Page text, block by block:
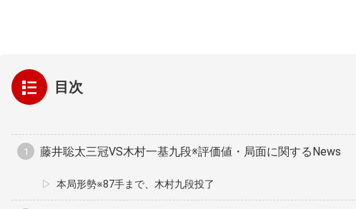
目次
藤井聡太三冠VS木村一基九段※評価値・局面に関するNews
本局形勢※87手まで、木村九段投了